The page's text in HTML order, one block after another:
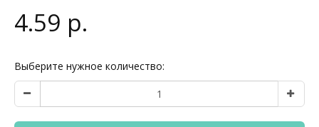
4.59 р.
Выберите нужное количество: